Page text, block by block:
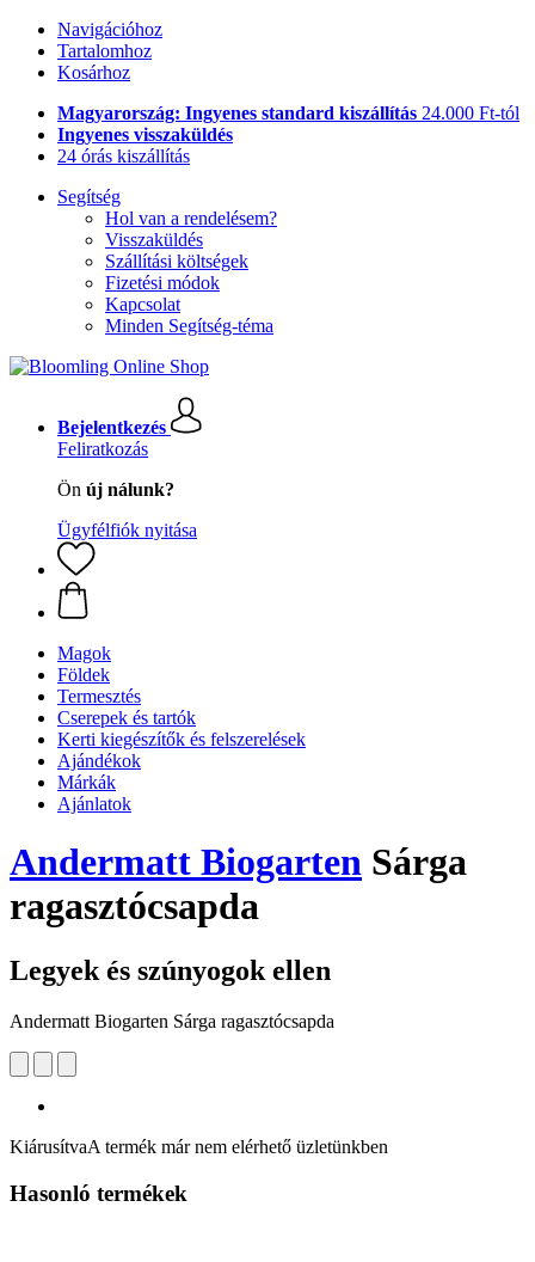
Navigációhoz
Tartalomhoz
Kosárhoz
Magyarország: Ingyenes standard kiszállítás 24.000 Ft-tól
Ingyenes visszaküldés
24 órás kiszállítás
Segítség
Hol van a rendelésem?
Visszaküldés
Szállítási költségek
Fizetési módok
Kapcsolat
Minden Segítség-téma
Bejelentkezés
Feliratkozás
Ön új nálunk?
Ügyfélfiók nyitása
Magok
Földek
Termesztés
Cserepek és tartók
Kerti kiegészítők és felszerelések
Ajándékok
Márkák
Ajánlatok
Andermatt Biogarten Sárga
ragasztócsapda
Legyek és szúnyogok ellen
Andermatt Biogarten Sárga ragasztócsapda
KiárusítvaA termék már nem elérhető üzletünkben
Hasonló termékek